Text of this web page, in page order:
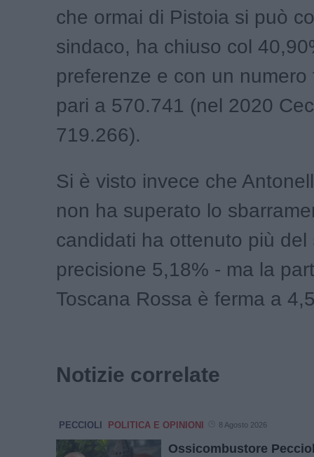
che ormai di Pistoia si può
sindaco, ha chiuso col
preferenze e con un numero
pari a 570.741 (nel 2020
719.266).
Si è visto invece che
non ha superato lo
candidati ha ottenuto più del
precisione 5,18% - ma la
Toscana Rossa è ferma a
Notizie correlate
PECCIOLI POLITICA E OPINIONI 8 Agosto 2026
Ossicombustore